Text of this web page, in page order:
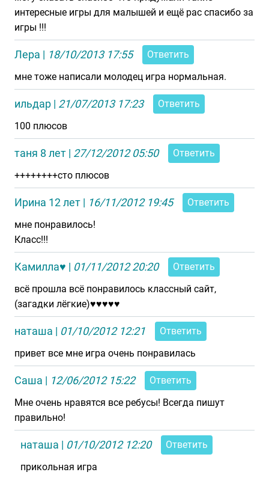
интересные игры для малышей и ещё рас спасибо за
игры !!!
Лера | 18/10/2013 17:55
Ответить
мне тоже написали молодец игра нормальная.
ильдар | 21/07/2013 17:23
Ответить
100 плюсов
таня 8 лет | 27/12/2012 05:50
Ответить
++++++++сто плюсов
Ирина 12 лет | 16/11/2012 19:45
Ответить
мне понравилось!
Класс!!!
Камилла♥ | 01/11/2012 20:20
Ответить
всё прошла всё понравилось классный сайт,
(загадки лёгкие)♥♥♥♥♥
наташа | 01/10/2012 12:21
Ответить
привет все мне игра очень понравилась
Саша | 12/06/2012 15:22
Ответить
Мне очень нравятся все ребусы! Всегда пишут
правильно!
наташа | 01/10/2012 12:20
Ответить
прикольная игра